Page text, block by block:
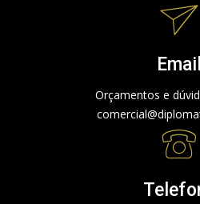
Email
Orçamentos e